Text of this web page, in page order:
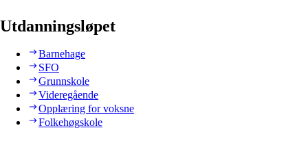
Utdanningsløpet
Barnehage
SFO
Grunnskole
Videregående
Opplæring for voksne
Folkehøgskole